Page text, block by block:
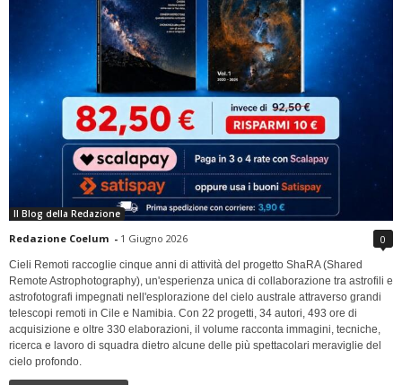
Il Blog della Redazione
Redazione Coelum - 1 Giugno 2026 0
Cieli Remoti raccoglie cinque anni di attività del progetto ShaRA (Shared
Remote Astrophotography), un'esperienza unica di collaborazione tra astrofili e
astrofotografi impegnati nell'esplorazione del cielo australe attraverso grandi
telescopi remoti in Cile e Namibia. Con 22 progetti, 34 autori, 493 ore di
acquisizione e oltre 330 elaborazioni, il volume racconta immagini, tecniche,
ricerca e lavoro di squadra dietro alcune delle più spettacolari meraviglie del
cielo profondo.